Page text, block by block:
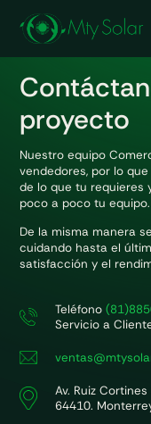
proyecto
Nuestro equipo
vendedores, por lo
de lo que tu requieres
poco a poco tu equipo.
De la misma manera
cuidando hasta el
satisfacción y el
Teléfono
Servicio a
Av. Ruiz
64410.